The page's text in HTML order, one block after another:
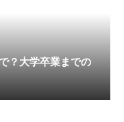
？大学卒業までの